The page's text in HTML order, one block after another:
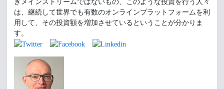
きメインストリームではないもの、このような投資を行う人々
は、継続して世界でも有数のオンラインプラットフォームを利
用して、その投資額を増加させているということが分かりま
す。